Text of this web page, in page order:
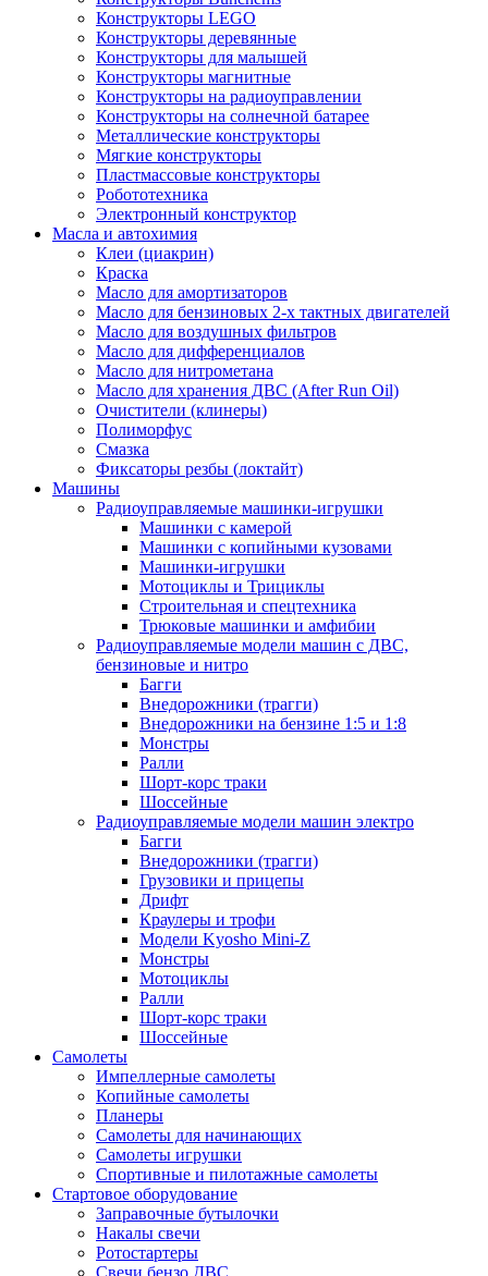
Конструкторы LEGO
Конструкторы деревянные
Конструкторы для малышей
Конструкторы магнитные
Конструкторы на радиоуправлении
Конструкторы на солнечной батарее
Металлические конструкторы
Мягкие конструкторы
Пластмассовые конструкторы
Робототехника
Электронный конструктор
Масла и автохимия
Клеи (циакрин)
Краска
Масло для амортизаторов
Масло для бензиновых 2-х тактных двигателей
Масло для воздушных фильтров
Масло для дифференциалов
Масло для нитрометана
Масло для хранения ДВС (After Run Oil)
Очистители (клинеры)
Полиморфус
Смазка
Фиксаторы резбы (локтайт)
Машины
Радиоуправляемые машинки-игрушки
Машинки с камерой
Машинки с копийными кузовами
Машинки-игрушки
Мотоциклы и Трициклы
Строительная и спецтехника
Трюковые машинки и амфибии
Радиоуправляемые модели машин с ДВС,
бензиновые и нитро
Багги
Внедорожники (трагги)
Внедорожники на бензине 1:5 и 1:8
Монстры
Ралли
Шорт-корс траки
Шоссейные
Радиоуправляемые модели машин электро
Багги
Внедорожники (трагги)
Грузовики и прицепы
Дрифт
Краулеры и трофи
Модели Kyosho Mini-Z
Монстры
Мотоциклы
Ралли
Шорт-корс траки
Шоссейные
Самолеты
Импеллерные самолеты
Копийные самолеты
Планеры
Самолеты для начинающих
Самолеты игрушки
Спортивные и пилотажные самолеты
Стартовое оборудование
Заправочные бутылочки
Накалы свечи
Ротостартеры
Свечи бензо ДВС